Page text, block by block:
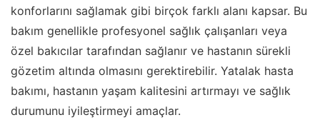
konforlarını sağlamak gibi birçok farklı alanı kapsar. Bu
bakım genellikle profesyonel sağlık çalışanları veya
özel bakıcılar tarafından sağlanır ve hastanın sürekli
gözetim altında olmasını gerektirebilir. Yatalak hasta
bakımı, hastanın yaşam kalitesini artırmayı ve sağlık
durumunu iyileştirmeyi amaçlar.